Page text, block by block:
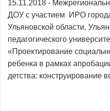
15.11.2018 -
ДОУ с участием ИРО
Ульяновской области,
педагогического
«Проектирование
ребенка в рамках
детства: конструирование